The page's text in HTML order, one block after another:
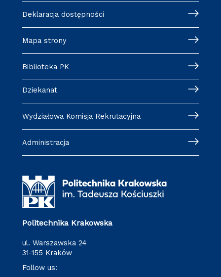
Deklaracja dostępności
Mapa strony
Biblioteka PK
Dziekanat
Wydziałowa Komisja Rekrutacyjna
Administracja
Politechnika Krakowska
ul. Warszawska 24
31-155 Kraków
Follow us: